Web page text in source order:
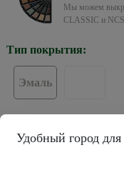
Мы можем
CLASSIC и NCS
Тип покрытия:
Эмаль
Удобный город для